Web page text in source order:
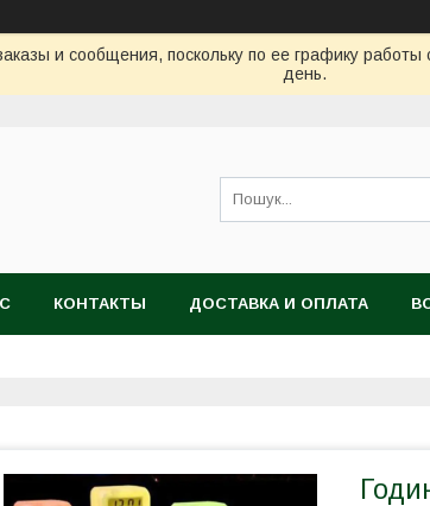
и сообщения, поскольку по ее графику
день.
КОНТАКТЫ ДОСТАВКА И ОПЛАТА